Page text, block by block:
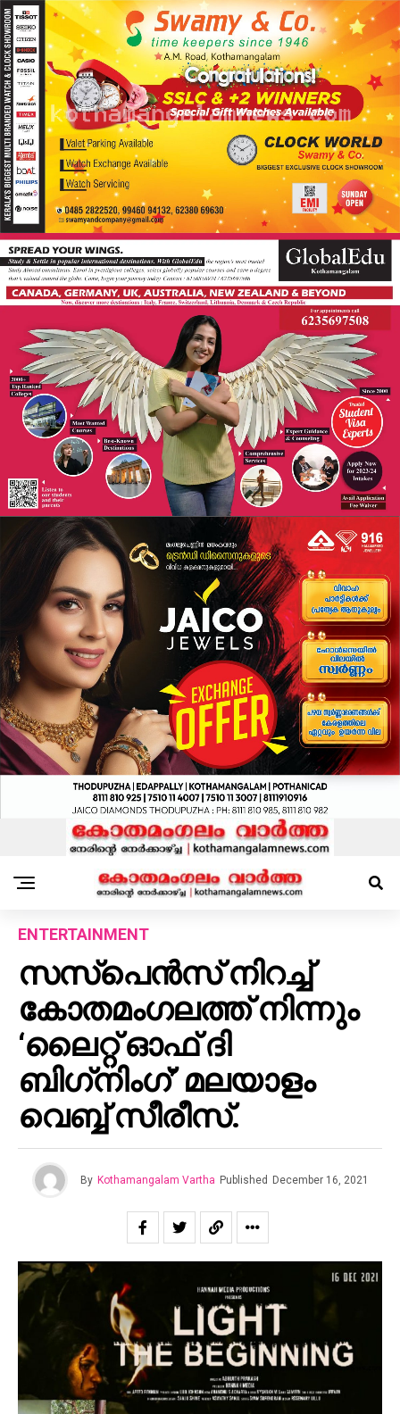
ENTERTAINMENT
സസ്‌പെൻസ് നിറച്ച്
കോതമംഗലത്ത് നിന്നും
‘ലൈറ്റ് ഓഫ് ദി
ബിഗ്‌നിംഗ്’ മലയാളം
വെബ്ബ് സീരീസ്.
By Kothamangalam Vartha Published December 16, 2021